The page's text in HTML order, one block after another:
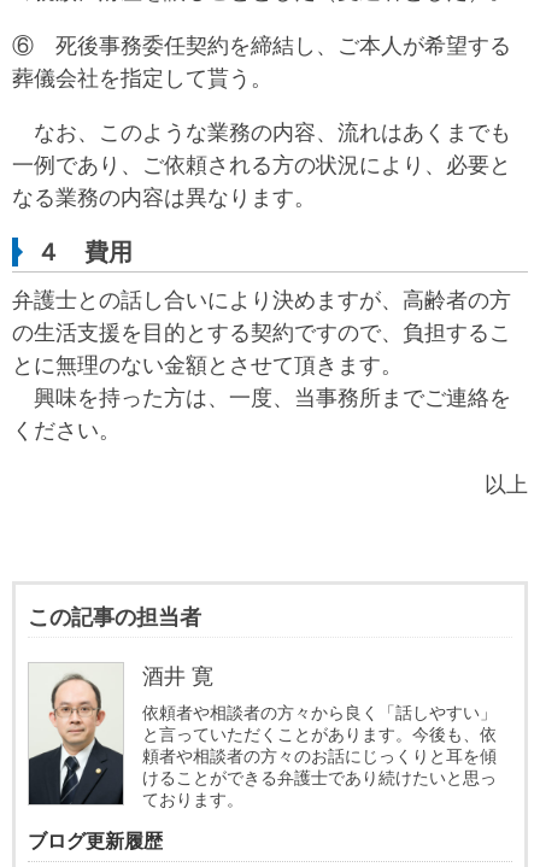
⑥ 死後事務委任契約を締結し、ご本人が希望する
葬儀会社を指定して貰う。
なお、このような業務の内容、流れはあくまでも
一例であり、ご依頼される方の状況により、必要と
なる業務の内容は異なります。
４ 費用
弁護士との話し合いにより決めますが、高齢者の方
の生活支援を目的とする契約ですので、負担するこ
とに無理のない金額とさせて頂きます。
興味を持った方は、一度、当事務所までご連絡を
ください。
以上
この記事の担当者
酒井 寛
依頼者や相談者の方々から良く「話しやすい」
と言っていただくことがあります。今後も、依
頼者や相談者の方々のお話にじっくりと耳を傾
けることができる弁護士であり続けたいと思っ
ております。
ブログ更新履歴